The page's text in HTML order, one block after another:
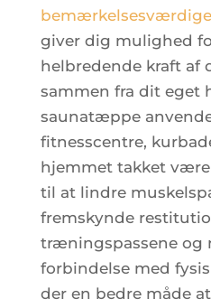
giver dig mulighed
helbredende kraft af
sammen fra dit eget
saunatæppe
fitnesscentre,
hjemmet takket
til at lindre
fremskynde
træningspassene og
forbindelse med
der en bedre måde